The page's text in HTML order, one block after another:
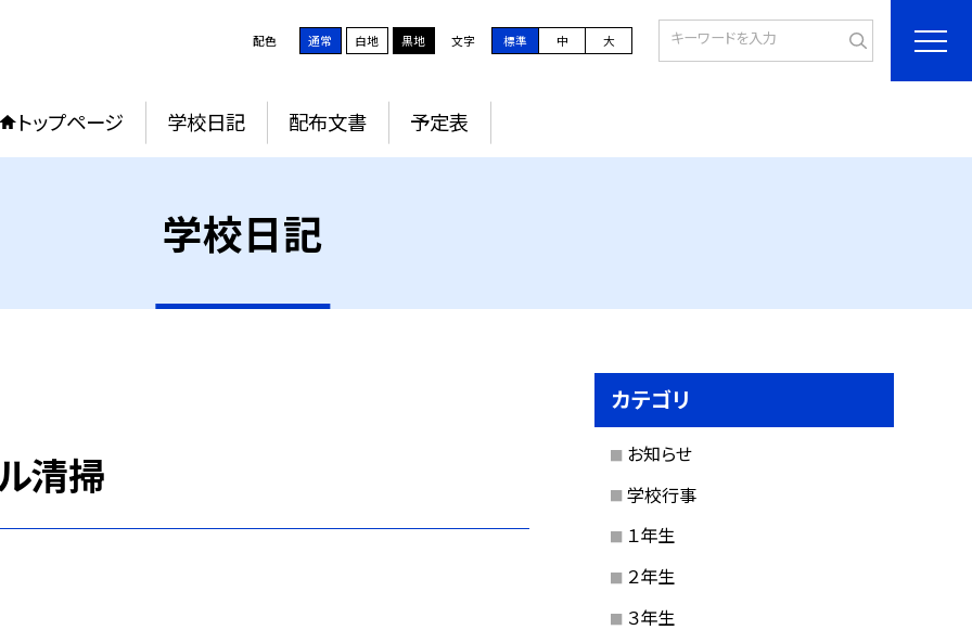
配色 通常 白地 黒地 文字 標準 中 大
トップページ 学校日記 配布文書 予定表
学校日記
清掃
カテゴリ
お知らせ
学校行事
１年生
２年生
３年生